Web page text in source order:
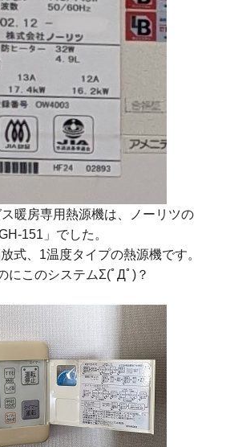
暖房専用熱源機は、ノーリツの
GH-151」 でした。
式、1温度タイプの熱源機です。
にこのシステムΣ(ﾟДﾟ)？